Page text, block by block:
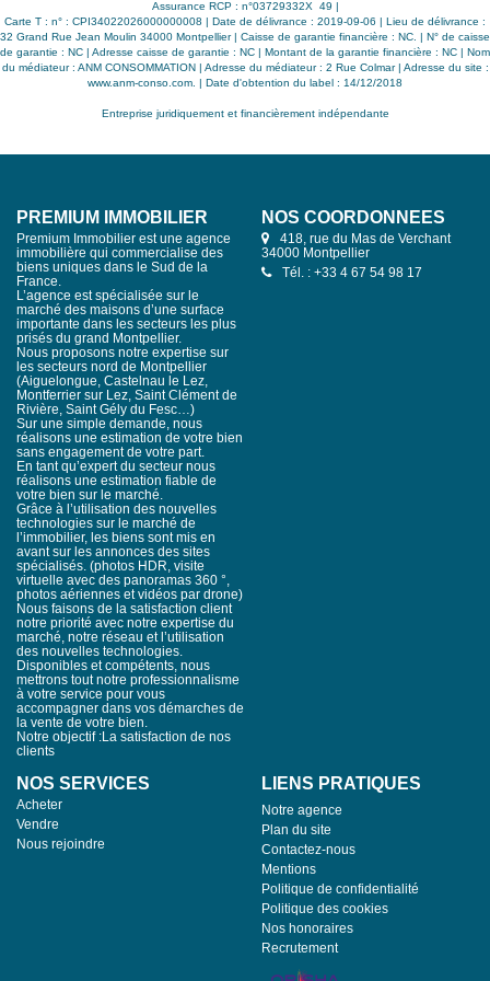
prestige. Cet appartement constitue une opportunité unique
de créer une résidence d'exception, un cabinet
professionnel, ou une activité libérale à votre image, dans
l'un des secteurs les plus recherchés du centre historique.
Une adresse confidentielle et privilégiée, à proximité
immédiate des commerces, des lieux culturels, des
demeures et de patrimoine.
Assurance RCP : n°03729332X 49 |
Carte T : n° : CPI34022026000000008 | Date de délivrance : 2019-09-06 | Lieu de délivrance :
32 Grand Rue Jean Moulin 34000 Montpellier | Caisse de garantie financière : NC. | N° de caisse
de garantie : NC | Adresse caisse de garantie : NC | Montant de la garantie financière : NC | Nom
du médiateur : ANM CONSOMMATION | Adresse du médiateur : 2 Rue Colmar | Adresse du site :
www.anm-conso.com. | Date d'obtention du label : 14/12/2018
Entreprise juridiquement et financièrement indépendante
PREMIUM IMMOBILIER
Premium Immobilier est une agence
immobilière qui commercialise des
biens uniques dans le Sud de la
France.
L’agence est spécialisée sur le
marché des maisons d’une surface
importante dans les secteurs les plus
prisés du grand Montpellier.
Nous proposons notre expertise sur
les secteurs nord de Montpellier
(Aiguelongue, Castelnau le Lez,
Montferrier sur Lez, Saint Clément de
Rivière, Saint Gély du Fesc…)
Sur une simple demande, nous
réalisons une estimation de votre bien
sans engagement de votre part.
En tant qu’expert du secteur nous
réalisons une estimation fiable de
votre bien sur le marché.
Grâce à l’utilisation des nouvelles
technologies sur le marché de
l’immobilier, les biens sont mis en
avant sur les annonces des sites
spécialisés. (photos HDR, visite
virtuelle avec des panoramas 360 °,
photos aériennes et vidéos par drone)
Nous faisons de la satisfaction client
notre priorité avec notre expertise du
marché, notre réseau et l’utilisation
des nouvelles technologies.
Disponibles et compétents, nous
mettrons tout notre professionnalisme
à votre service pour vous
accompagner dans vos démarches de
la vente de votre bien.
Notre objectif :La satisfaction de nos
clients
NOS COORDONNÉES
418, rue du Mas de Verchant
34000 Montpellier
Tél. : +33 4 67 54 98 17
NOS SERVICES
Acheter
Vendre
Nous rejoindre
LIENS PRATIQUES
Notre agence
Plan du site
Contactez-nous
Mentions
Politique de confidentialité
Politique des cookies
Nos honoraires
Recrutement